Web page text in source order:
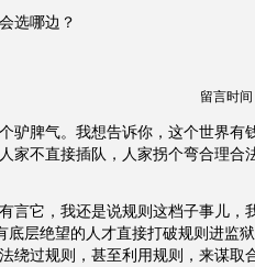
选哪边？
留言时间
驴脾气。我想告诉你，这个世界有
家不直接插队，人家拐个弯合理合
言它，我还是说规则这档子事儿，
底层绝望的人才直接打破规则进监
绕过规则，甚至利用规则，来谋取